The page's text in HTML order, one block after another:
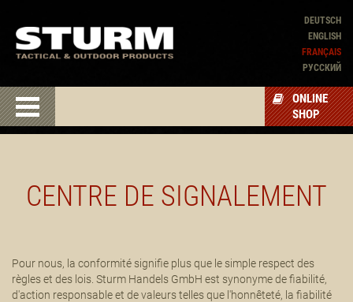
DEUTSCH
ENGLISH
FRANÇAIS
PУССКИЙ
ONLINE
SHOP
CENTRE DE SIGNALEMENT
Pour nous, la conformité signifie plus que le simple respect des
règles et des lois. Sturm Handels GmbH est synonyme de fiabilité,
d'action responsable et de valeurs telles que l'honnêteté, la fiabilité